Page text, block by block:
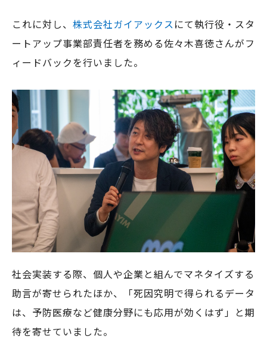
これに対し、 株式会社ガイアックス にて執行役・スタ
ートアップ事業部責任者を務める佐々木喜徳さんがフ
ィードバックを行いました。
社会実装する際、個人や企業と組んでマネタイズする
助言が寄せられたほか、「死因究明で得られるデータ
は、予防医療など健康分野にも応用が効くはず」と期
待を寄せていました。